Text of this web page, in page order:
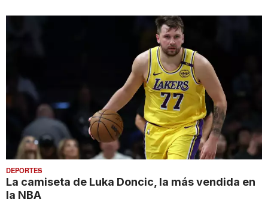
DEPORTES
La camiseta de Luka Doncic, la más vendida en
la NBA